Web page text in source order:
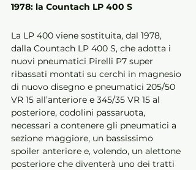
1978: la Countach LP 400 S
La LP 400 viene sostituita, dal 1978,
dalla Countach LP 400 S, che adotta i
nuovi pneumatici Pirelli P7 super
ribassati montati su cerchi in magnesio
di nuovo disegno e pneumatici 205/50
VR 15 all’anteriore e 345/35 VR 15 al
posteriore, codolini passaruota,
necessari a contenere gli pneumatici a
sezione maggiore, un bassissimo
spoiler anteriore e, volendo, un alettone
posteriore che diventerà uno dei tratti